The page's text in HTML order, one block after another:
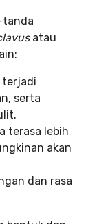
tanda
atau
terjadi
serta
terasa lebih
akan
dan rasa